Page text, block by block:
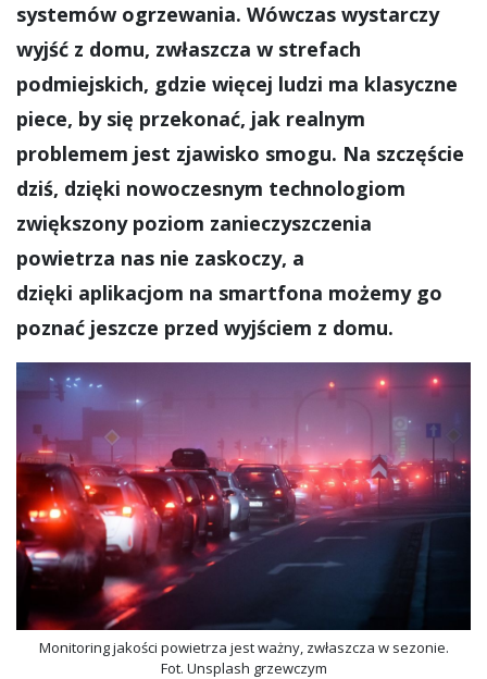
systemów ogrzewania. Wówczas wystarczy
wyjść z domu, zwłaszcza w strefach
podmiejskich, gdzie więcej ludzi ma klasyczne
piece, by się przekonać, jak realnym
problemem jest zjawisko smogu. Na szczęście
dziś, dzięki nowoczesnym technologiom
zwiększony poziom zanieczyszczenia
powietrza nas nie zaskoczy, a
dzięki aplikacjom na smartfona możemy go
poznać jeszcze przed wyjściem z domu.
Monitoring jakości powietrza jest ważny, zwłaszcza w sezonie.
Fot. Unsplash grzewczym